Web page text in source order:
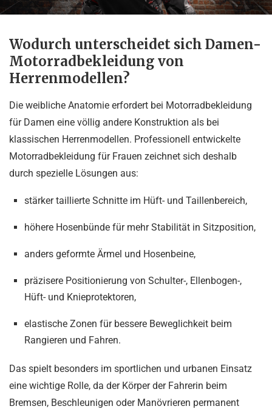
Wodurch unterscheidet sich Damen-
Motorradbekleidung von
Herrenmodellen?
Die weibliche Anatomie erfordert bei Motorradbekleidung
für Damen eine völlig andere Konstruktion als bei
klassischen Herrenmodellen. Professionell entwickelte
Motorradbekleidung für Frauen zeichnet sich deshalb
durch spezielle Lösungen aus:
stärker taillierte Schnitte im Hüft- und Taillenbereich,
höhere Hosenbünde für mehr Stabilität in Sitzposition,
anders geformte Ärmel und Hosenbeine,
präzisere Positionierung von Schulter-, Ellenbogen-,
Hüft- und Knieprotektoren,
elastische Zonen für bessere Beweglichkeit beim
Rangieren und Fahren.
Das spielt besonders im sportlichen und urbanen Einsatz
eine wichtige Rolle, da der Körper der Fahrerin beim
Bremsen, Beschleunigen oder Manövrieren permanent